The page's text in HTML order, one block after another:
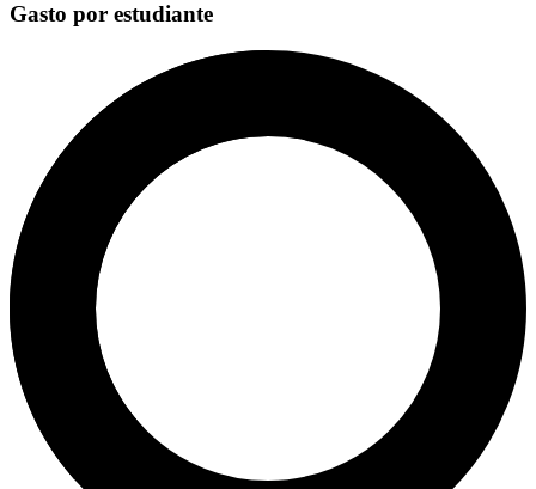
Gasto por estudiante